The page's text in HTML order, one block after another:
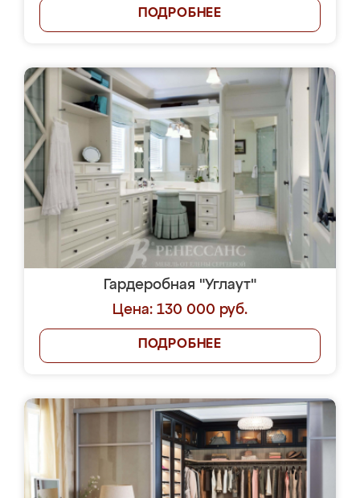
ПОДРОБНЕЕ
Гардеробная "Углаут"
Цена: 130 000 руб.
ПОДРОБНЕЕ